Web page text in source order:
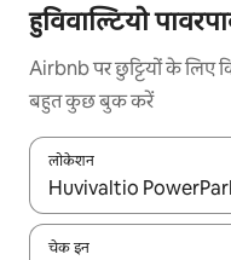
हुविवाल्टियो
Airbnb पर छुट्टियों के लिए
बहुत कुछ बुक करें
लोकेशन
नतीजों के उपलब्ध होने पर,
चेक इन